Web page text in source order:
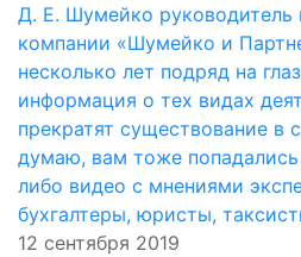
Д. Е. Шумейко руководитель
компании «Шумейко и
несколько лет подряд на
информация о тех видах
прекратят существование в
думаю, вам тоже попадались
либо видео с мнениями
бухгалтеры, юристы,
12 сентября 2019